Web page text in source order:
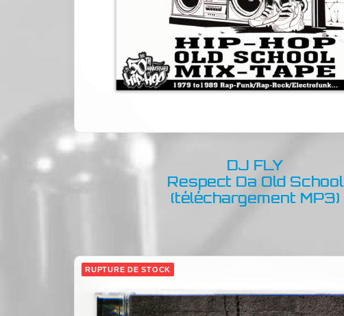
DJ FLY
Respect Da Old School
(téléchargement MP3)
RUPTURE DE STOCK